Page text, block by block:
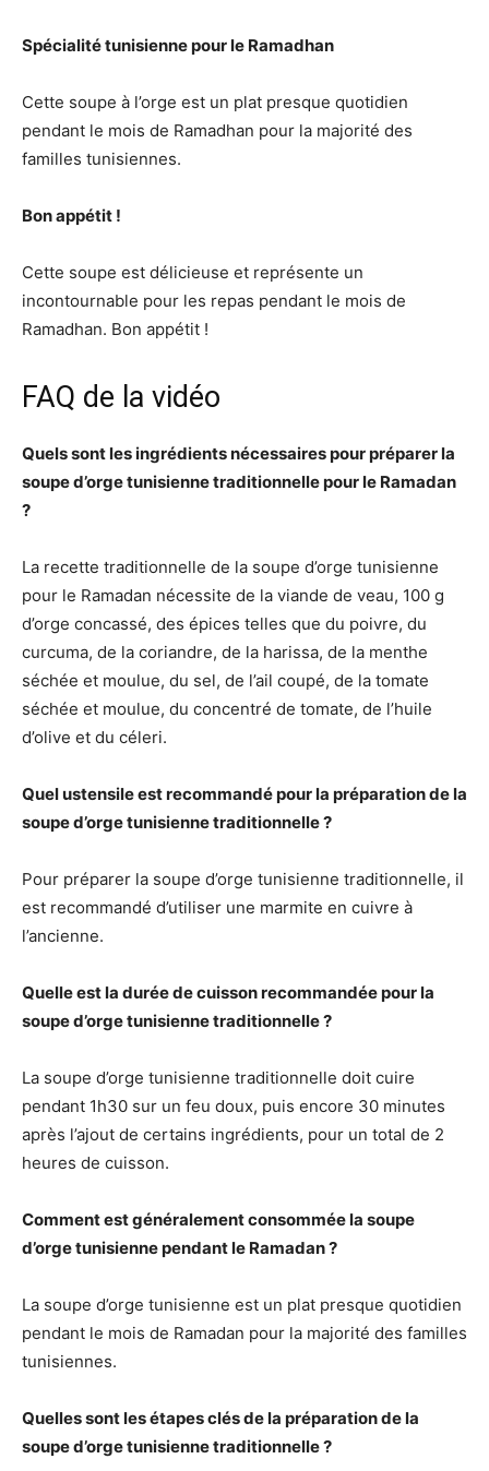
Spécialité tunisienne pour le Ramadhan
Cette soupe à l’orge est un plat presque quotidien
pendant le mois de Ramadhan pour la majorité des
familles tunisiennes.
Bon appétit !
Cette soupe est délicieuse et représente un
incontournable pour les repas pendant le mois de
Ramadhan. Bon appétit !
FAQ de la vidéo
Quels sont les ingrédients nécessaires pour préparer la
soupe d’orge tunisienne traditionnelle pour le Ramadan
?
La recette traditionnelle de la soupe d’orge tunisienne
pour le Ramadan nécessite de la viande de veau, 100 g
d’orge concassé, des épices telles que du poivre, du
curcuma, de la coriandre, de la harissa, de la menthe
séchée et moulue, du sel, de l’ail coupé, de la tomate
séchée et moulue, du concentré de tomate, de l’huile
d’olive et du céleri.
Quel ustensile est recommandé pour la préparation de la
soupe d’orge tunisienne traditionnelle ?
Pour préparer la soupe d’orge tunisienne traditionnelle, il
est recommandé d’utiliser une marmite en cuivre à
l’ancienne.
Quelle est la durée de cuisson recommandée pour la
soupe d’orge tunisienne traditionnelle ?
La soupe d’orge tunisienne traditionnelle doit cuire
pendant 1h30 sur un feu doux, puis encore 30 minutes
après l’ajout de certains ingrédients, pour un total de 2
heures de cuisson.
Comment est généralement consommée la soupe
d’orge tunisienne pendant le Ramadan ?
La soupe d’orge tunisienne est un plat presque quotidien
pendant le mois de Ramadan pour la majorité des familles
tunisiennes.
Quelles sont les étapes clés de la préparation de la
soupe d’orge tunisienne traditionnelle ?